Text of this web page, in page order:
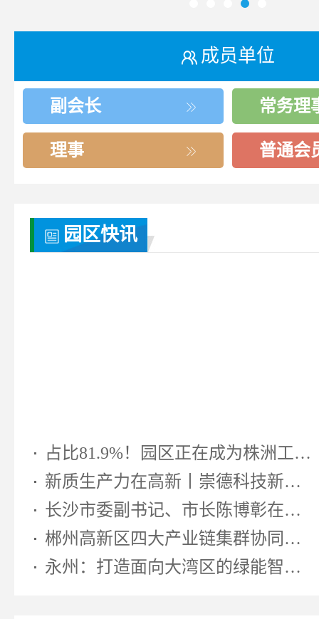
成员单位
副会长 常务理
理事 普通会
园区快讯
占比81.9%！园区正在成为株洲工业...
新质生产力在高新丨崇德科技新型...
长沙市委副书记、市长陈博彰在湖南...
郴州高新区四大产业链集群协同发...
永州：打造面向大湾区的绿能智算先...